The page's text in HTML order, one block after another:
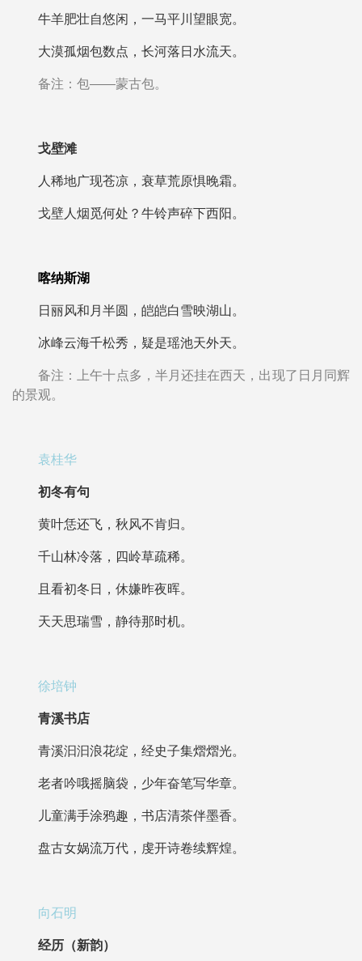
牛羊肥壮自悠闲，一马平川望眼宽。
大漠孤烟包数点，长河落日水流天。
备注：包——蒙古包。
戈壁滩
人稀地广现苍凉，衰草荒原惧晚霜。
戈壁人烟觅何处？牛铃声碎下西阳。
喀纳斯湖
日丽风和月半圆，皑皑白雪映湖山。
冰峰云海千松秀，疑是瑶池天外天。
备注：上午十点多，半月还挂在西天，出现了日月同辉
的景观。
袁桂华
初冬有句
黄叶恁还飞，秋风不肯归。
千山林冷落，四岭草疏稀。
且看初冬日，休嫌昨夜晖。
天天思瑞雪，静待那时机。
徐培钟
青溪书店
青溪汩汩浪花绽，经史子集熠熠光。
老者吟哦摇脑袋，少年奋笔写华章。
儿童满手涂鸦趣，书店清茶伴墨香。
盘古女娲流万代，虔开诗卷续辉煌。
向石明
经历（新韵）